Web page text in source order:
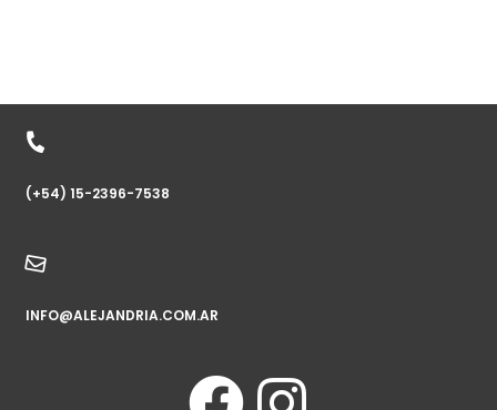
(+54) 15-2396-7538
INFO@ALEJANDRIA.COM.AR